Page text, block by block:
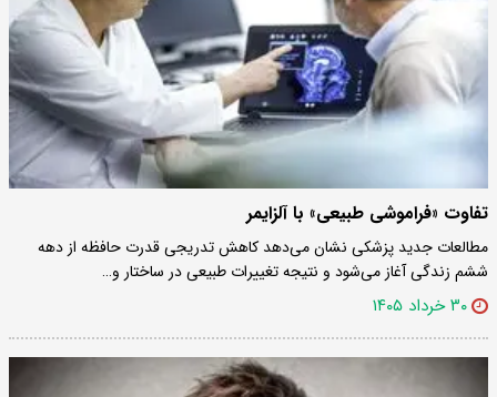
تفاوت «فراموشی طبیعی» با آلزایمر
مطالعات جدید پزشکی نشان می‌دهد کاهش تدریجی قدرت حافظه از دهه
ششم زندگی آغاز می‌شود و نتیجه تغییرات طبیعی در ساختار و…
۳۰ خرداد ۱۴۰۵